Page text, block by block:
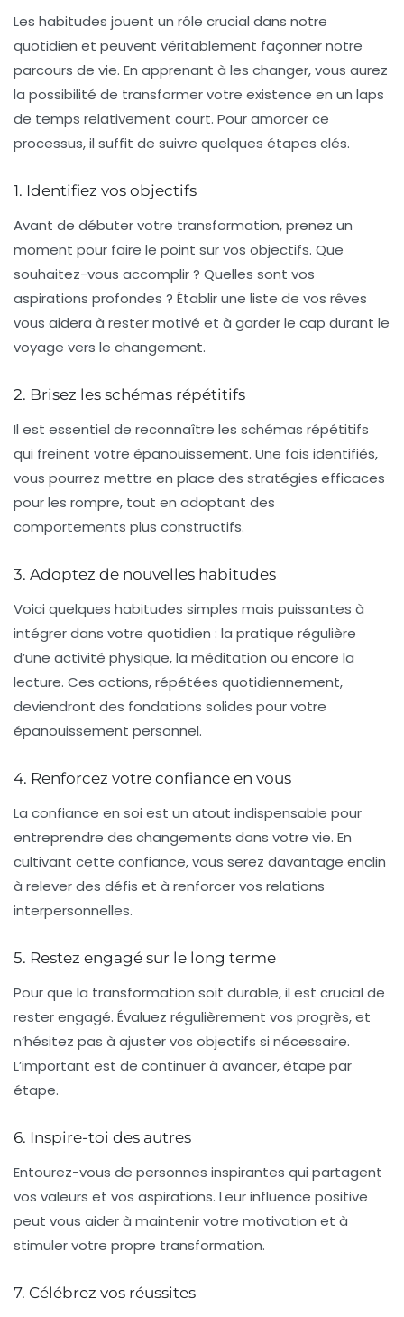
Les habitudes jouent un rôle crucial dans notre
quotidien et peuvent véritablement façonner notre
parcours de vie. En apprenant à les changer, vous aurez
la possibilité de transformer votre existence en un laps
de temps relativement court. Pour amorcer ce
processus, il suffit de suivre quelques étapes clés.
1. Identifiez vos objectifs
Avant de débuter votre transformation, prenez un
moment pour faire le point sur vos objectifs. Que
souhaitez-vous accomplir ? Quelles sont vos
aspirations profondes ? Établir une liste de vos rêves
vous aidera à rester motivé et à garder le cap durant le
voyage vers le changement.
2. Brisez les schémas répétitifs
Il est essentiel de reconnaître les schémas répétitifs
qui freinent votre épanouissement. Une fois identifiés,
vous pourrez mettre en place des stratégies efficaces
pour les rompre, tout en adoptant des
comportements plus constructifs.
3. Adoptez de nouvelles habitudes
Voici quelques habitudes simples mais puissantes à
intégrer dans votre quotidien : la pratique régulière
d’une activité physique, la méditation ou encore la
lecture. Ces actions, répétées quotidiennement,
deviendront des fondations solides pour votre
épanouissement personnel.
4. Renforcez votre confiance en vous
La confiance en soi est un atout indispensable pour
entreprendre des changements dans votre vie. En
cultivant cette confiance, vous serez davantage enclin
à relever des défis et à renforcer vos relations
interpersonnelles.
5. Restez engagé sur le long terme
Pour que la transformation soit durable, il est crucial de
rester engagé. Évaluez régulièrement vos progrès, et
n’hésitez pas à ajuster vos objectifs si nécessaire.
L’important est de continuer à avancer, étape par
étape.
6. Inspire-toi des autres
Entourez-vous de personnes inspirantes qui partagent
vos valeurs et vos aspirations. Leur influence positive
peut vous aider à maintenir votre motivation et à
stimuler votre propre transformation.
7. Célébrez vos réussites